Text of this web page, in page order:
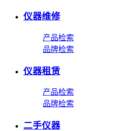
仪器维修
产品检索
品牌检索
仪器租赁
产品检索
品牌检索
二手仪器